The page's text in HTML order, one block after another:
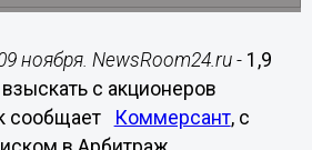
ноября. NewsRoom24.ru - 1,9
с акционеров
сообщает
Коммерсант, с